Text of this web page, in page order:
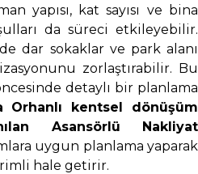
yapısı, kat sayısı ve bina
da süreci etkileyebilir.
dar sokaklar ve park alanı
zorlaştırabilir. Bu
detaylı bir planlama
Orhanlı kentsel dönüşüm
Asansörlü Nakliyat
uygun planlama yaparak
hale getirir.